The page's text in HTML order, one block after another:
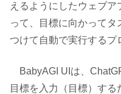
えるようにしたウェブ
って、目標に向かって
つけて自動で実行するプ
BabyAGI UIは、
目標を入力（目標）す